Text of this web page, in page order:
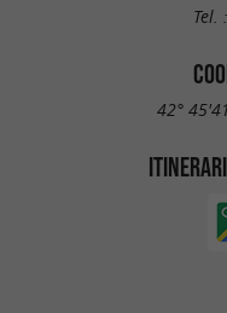
Tel. :
42°